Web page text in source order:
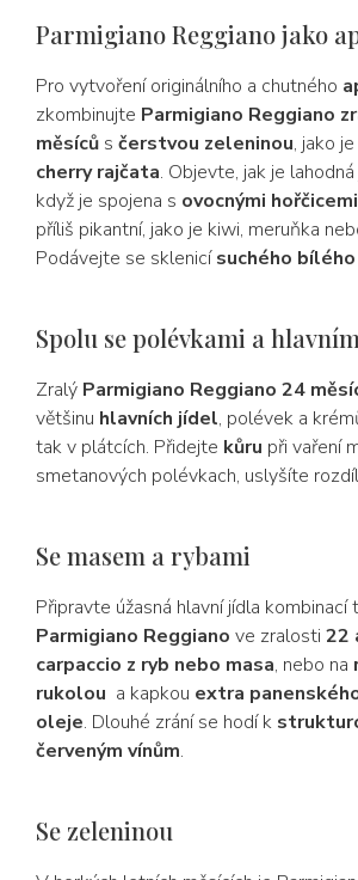
Parmigiano Reggiano jako
Pro vytvoření originálního a chutného
zkombinujte Parmigiano Reggiano
měsíců s čerstvou zeleninou, jako je
cherry rajčata. Objevte, jak je
když je spojena s ovocnými hořčicemi
příliš pikantní, jako je kiwi, meruňka
Podávejte se sklenicísuchého bílého
Spolu se polévkami a
Zralý Parmigiano Reggiano 24
většinu hlavních jídel, polévek a
tak v plátcích. Přidejte kůru při vaření
smetanových polévkach, uslyšíte
Se masem a rybami
Připravte úžasná hlavní jídla
Parmigiano Reggiano ve zralosti 22
carpaccio z ryb nebo masa, nebo na
rukolou a kapkou extra
oleje. Dlouhé zrání se hodí k
červeným vínům.
Se zeleninou